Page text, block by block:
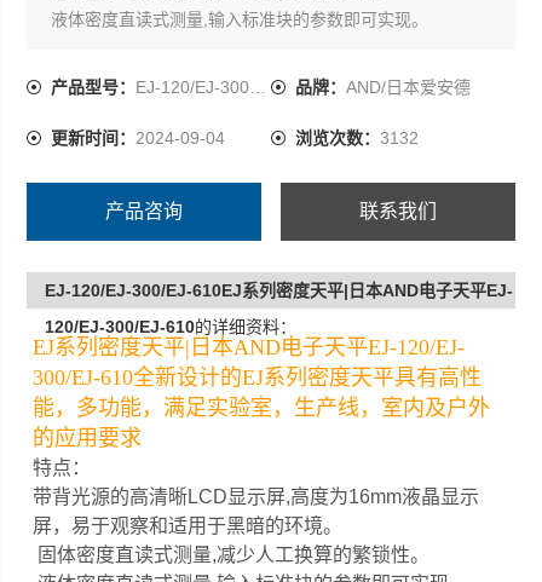
液体密度直读式测量,输入标准块的参数即可实现。
产品型号： EJ-120/EJ-300/EJ-610 品牌： AND/日本爱安德
更新时间： 2024-09-04 浏览次数： 3132
产品咨询 联系我们
EJ-120/EJ-300/EJ-610EJ系列密度天平|日本AND电子天平EJ-
120/EJ-300/EJ-610的详细资料：
EJ系列密度天平|日本AND电子天平EJ-120/EJ-
300/EJ-610全新设计的EJ系列密度天平具有高性
能，多功能，满足实验室，生产线，室内及户外
的应用要求
特点：
带背光源的高清晰LCD显示屏,高度为16mm液晶显示
屏，易于观察和适用于黑暗的环境。
固体密度直读式测量,减少人工换算的繁锁性。